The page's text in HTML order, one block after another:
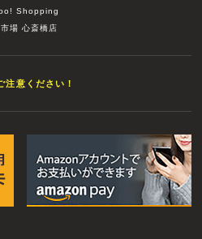
Shopping
場 心斎橋店
注意ください！